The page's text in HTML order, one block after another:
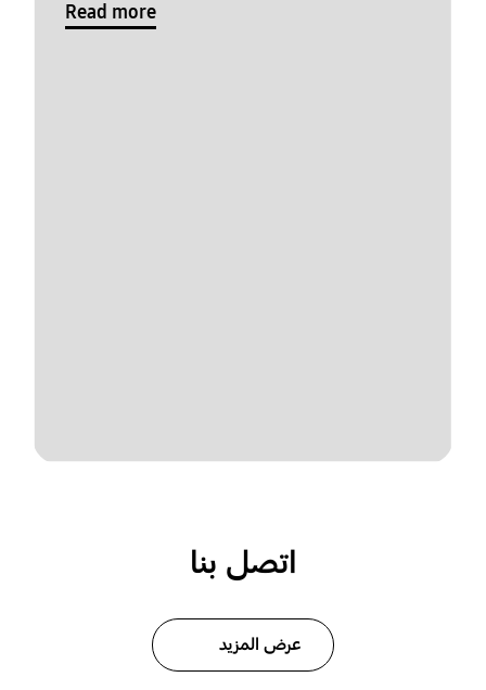
Read more
اتصل بنا
عرض المزيد